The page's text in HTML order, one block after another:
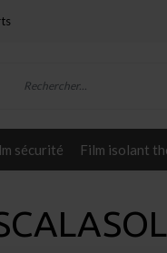
sécurité Film isolant